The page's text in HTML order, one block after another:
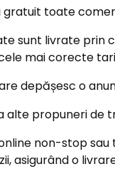
toate
sunt livrate prin
mai corecte
depășesc o
alte propuneri de
non-stop
asigurând o